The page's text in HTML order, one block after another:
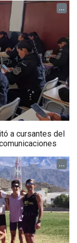
...
a cursantes del
...